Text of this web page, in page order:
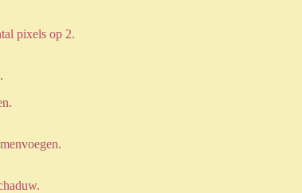
pixels op 2.